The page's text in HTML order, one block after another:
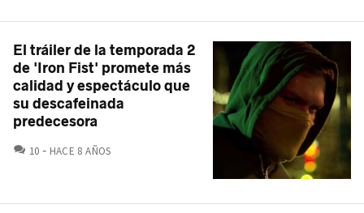
El tráiler de la temporada 2
de 'Iron Fist' promete más
calidad y espectáculo que
su descafeinada
predecesora
10 COMENTARIOS
HACE 8 AÑOS